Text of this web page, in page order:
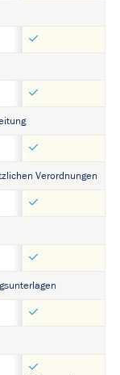
Verordnungen